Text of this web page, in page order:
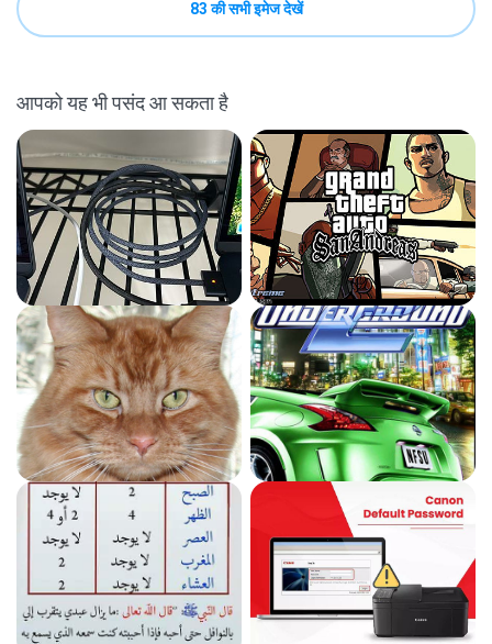
83 की सभी इमेज देखें
आपको यह भी पसंद आ सकता है